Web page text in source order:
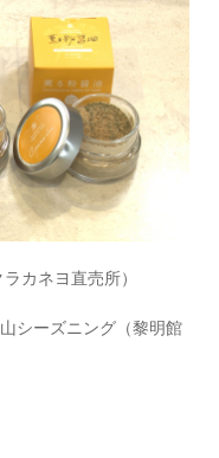
カネヨ直売所）
シーズニング（黎明館